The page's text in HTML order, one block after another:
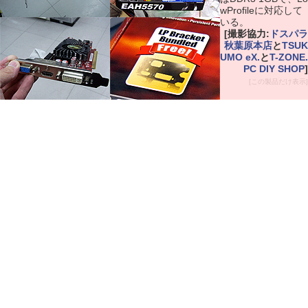
wProfileに対応して
いる。
[撮影協力: ドスパラ
秋葉原本店とTSUK
UMO eX.とT-ZONE.
PC DIY SHOP]
[この製品だけ表示]